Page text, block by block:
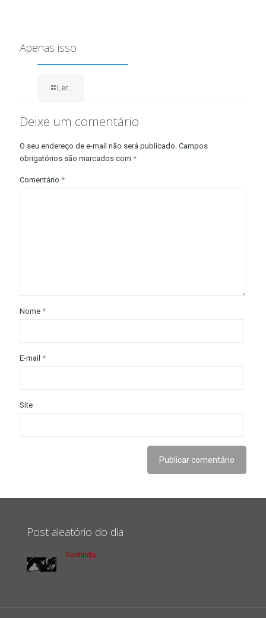
Apenas isso
Ler...
Deixe um comentário
O seu endereço de e-mail não será publicado. Campos
obrigatórios são marcados com *
Comentário *
Nome *
E-mail *
Site
Post aleatório do dia
Sentindo